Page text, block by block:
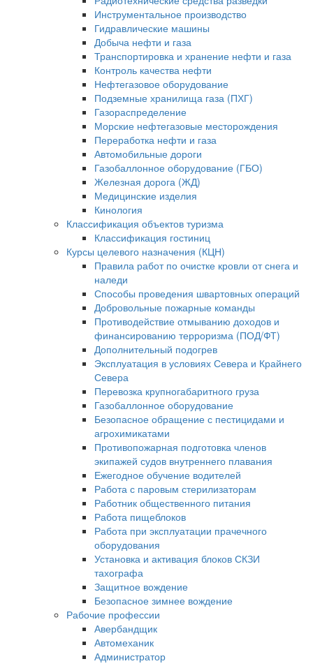
Инструментальное производство
Гидравлические машины
Добыча нефти и газа
Транспортировка и хранение нефти и газа
Контроль качества нефти
Нефтегазовое оборудование
Подземные хранилища газа (ПХГ)
Газораспределение
Морские нефтегазовые месторождения
Переработка нефти и газа
Автомобильные дороги
Газобаллонное оборудование (ГБО)
Железная дорога (ЖД)
Медицинские изделия
Кинология
Классификация объектов туризма
Классификация гостиниц
Курсы целевого назначения (КЦН)
Правила работ по очистке кровли от снега и
наледи
Способы проведения швартовных операций
Добровольные пожарные команды
Противодействие отмыванию доходов и
финансированию терроризма (ПОД/ФТ)
Дополнительный подогрев
Эксплуатация в условиях Севера и Крайнего
Севера
Перевозка крупногабаритного груза
Газобаллонное оборудование
Безопасное обращение с пестицидами и
агрохимикатами
Противопожарная подготовка членов
экипажей судов внутреннего плавания
Ежегодное обучение водителей
Работа с паровым стерилизаторам
Работник общественного питания
Работа пищеблоков
Работа при эксплуатации прачечного
оборудования
Установка и активация блоков СКЗИ
тахографа
Защитное вождение
Безопасное зимнее вождение
Рабочие профессии
Авербандщик
Автомеханик
Администратор